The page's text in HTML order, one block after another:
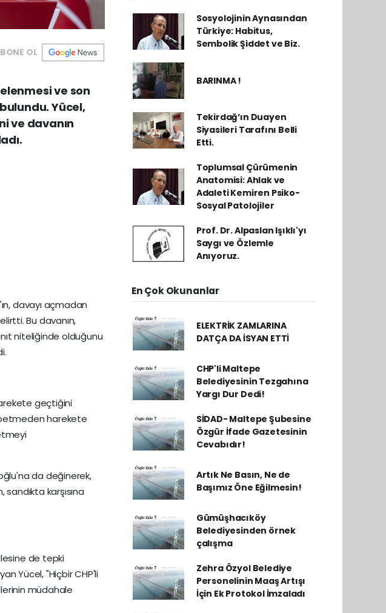
OL
ve son
Yücel,
ve davanın
davayı açmadan
Bu davanın,
niteliğinde olduğunu
geçtiğini
harekete
da değinerek,
karşısına
de tepki
Yücel, "Hiçbir CHP'li
müdahale
Sosyolojinin Aynasından
Türkiye: Habitus,
Sembolik Şiddet ve Biz.
BARINMA !
Tekirdağ’ın Duayen
Siyasileri Tarafını Belli
Etti.
Toplumsal Çürümenin
Anatomisi: Ahlak ve
Adaleti Kemiren Psiko-
Sosyal Patolojiler
Prof. Dr. Alpaslan Işıklı'yı
Saygı ve Özlemle
Anıyoruz.
En Çok Okunanlar
ELEKTRİK ZAMLARINA
DATÇA DA İSYAN ETTİ
CHP'li Maltepe
Belediyesinin Tezgahına
Yargı Dur Dedi!
SİDAD- Maltepe Şubesine
Özgür İfade Gazetesinin
Cevabıdır!
Artık Ne Basın, Ne de
Başımız Öne Eğilmesin!
Gümüşhacıköy
Belediyesinden örnek
çalışma
Zehra Özyol Belediye
Personelinin Maaş Artışı
İçin Ek Protokol İmzaladı